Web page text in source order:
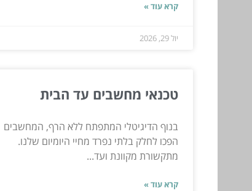
קרא עוד »
יול 29, 2026
טכנאי מחשבים עד הבית
בנוף הדיגיטלי המתפתח ללא הרף, המחשבים
הפכו לחלק בלתי נפרד מחיי היומיום שלנו.
מתקשורת מקוונת ועד...
קרא עוד »